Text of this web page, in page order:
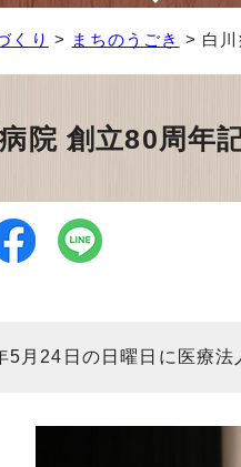
くり > まちのうごき > 白川
院 創立80周年
5月24日の日曜日に医療法